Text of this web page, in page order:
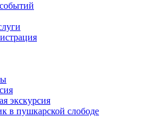
экскурсия
в пушкарской слободе